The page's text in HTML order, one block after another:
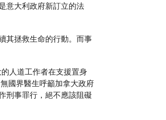
意大利政府新訂立的法
其拯救生命的行動。而事
人道工作者在支援置身
國界醫生呼籲加拿大政府
刑事罪行，絕不應該阻礙